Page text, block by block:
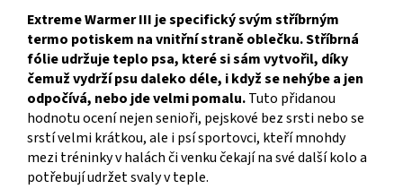
Extreme Warmer III je specifický svým stříbrným
termo potiskem na vnitřní straně oblečku. Stříbrná
fólie udržuje teplo psa, které si sám vytvořil, díky
čemuž vydrží psu daleko déle, i když se nehýbe a jen
odpočívá, nebo jde velmi pomalu.Tuto přidanou
hodnotu ocení nejen senioři, pejskové bez srsti nebo se
srstí velmi krátkou, ale i psí sportovci, kteří mnohdy
mezi tréninky v halách či venku čekají na své další kolo a
potřebují udržet svaly v teple.